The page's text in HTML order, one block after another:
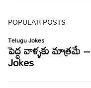
POPULAR POSTS